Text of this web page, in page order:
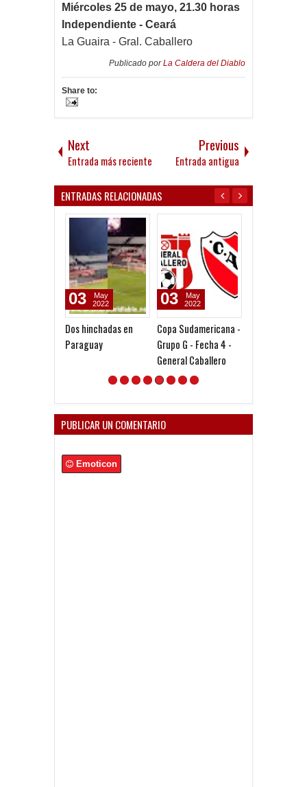
Miércoles 25 de mayo, 21.30 horas
Independiente - Ceará
La Guaira - Gral. Caballero
Publicado porLa Caldera del Diablo
Share to:
Next
Entrada más reciente
Previous
Entrada antigua
ENTRADAS RELACIONADAS
Dos hinchadas en
Paraguay
03
May
2022
Copa Sudamericana -
Grupo G - Fecha 4 -
General Caballero
03
May
2022
PUBLICAR UN COMENTARIO
Emoticon